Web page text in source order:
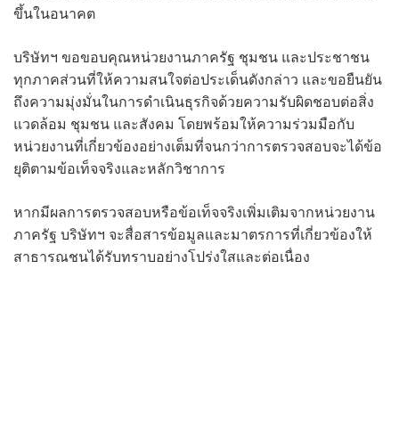
ขึ้นในอนาคต
บริษัทฯ ขอขอบคุณหน่วยงานภาครัฐ ชุมชน และประชาชน
ทุกภาคส่วนที่ให้ความสนใจต่อประเด็นดังกล่าว และขอยืนยัน
ถึงความมุ่งมั่นในการดำเนินธุรกิจด้วยความรับผิดชอบต่อสิ่ง
แวดล้อม ชุมชน และสังคม โดยพร้อมให้ความร่วมมือกับ
หน่วยงานที่เกี่ยวข้องอย่างเต็มที่จนกว่าการตรวจสอบจะได้ข้อ
ยุติตามข้อเท็จจริงและหลักวิชาการ
หากมีผลการตรวจสอบหรือข้อเท็จจริงเพิ่มเติมจากหน่วยงาน
ภาครัฐ บริษัทฯ จะสื่อสารข้อมูลและมาตรการที่เกี่ยวข้องให้
สาธารณชนได้รับทราบอย่างโปร่งใสและต่อเนื่อง